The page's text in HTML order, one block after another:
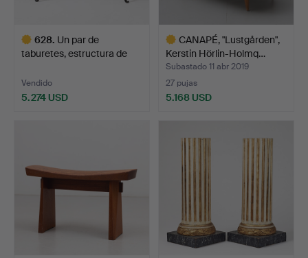
628. Un par de
taburetes, estructura de
Vendido
5.274 USD
CANAPÉ, "Lustgården",
Kerstin Hörlin-Holmq…
Subastado 11 abr 2019
27 pujas
5.168 USD